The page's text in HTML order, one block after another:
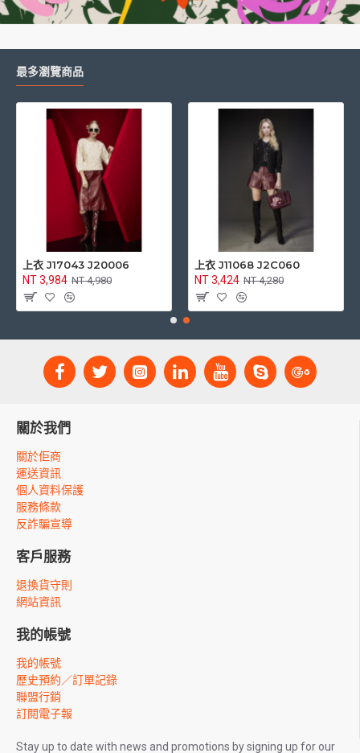
最多瀏覽商品
上衣 J17043 J20006
NT 3,984 NT 4,980
上衣 J11068 J2C060
NT 3,424 NT 4,280
關於我們
關於佢商
運送資訊
個人資料保護
服務條款
反詐騙宣導
客戶服務
退換貨守則
網站資訊
我的帳號
我的帳號
歷史預約／訂單記錄
聯盟行銷
訂閱電子報
Stay up to date with news and promotions by signing up for our